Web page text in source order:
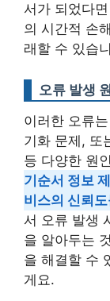
서가 되었다
의 시간적 손
래할 수 있습
오류 발생
이러한 오류
기화 문제, 또
등 다양한 원
기순서 정보
비스의 신뢰
서 오류 발생
을 알아두는
을 해결할 수
게요.